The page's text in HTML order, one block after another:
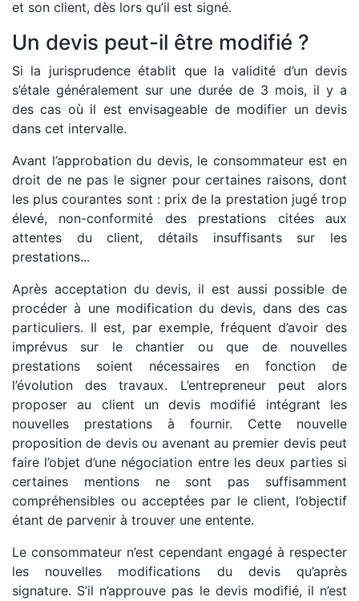
et son client, dès lors qu’il est signé.
Un devis peut-il être modifié ?
Si la jurisprudence établit que la validité d’un devis
s’étale généralement sur une durée de 3 mois, il y a
des cas où il est envisageable de modifier un devis
dans cet intervalle.
Avant l’approbation du devis, le consommateur est en
droit de ne pas le signer pour certaines raisons, dont
les plus courantes sont : prix de la prestation jugé trop
élevé, non-conformité des prestations citées aux
attentes du client, détails insuffisants sur les
prestations...
Après acceptation du devis, il est aussi possible de
procéder à une modification du devis, dans des cas
particuliers. Il est, par exemple, fréquent d’avoir des
imprévus sur le chantier ou que de nouvelles
prestations soient nécessaires en fonction de
l’évolution des travaux. L’entrepreneur peut alors
proposer au client un devis modifié intégrant les
nouvelles prestations à fournir. Cette nouvelle
proposition de devis ou avenant au premier devis peut
faire l’objet d’une négociation entre les deux parties si
certaines mentions ne sont pas suffisamment
compréhensibles ou acceptées par le client, l’objectif
étant de parvenir à trouver une entente.
Le consommateur n’est cependant engagé à respecter
les nouvelles modifications du devis qu’après
signature. S’il n’approuve pas le devis modifié, il n’est